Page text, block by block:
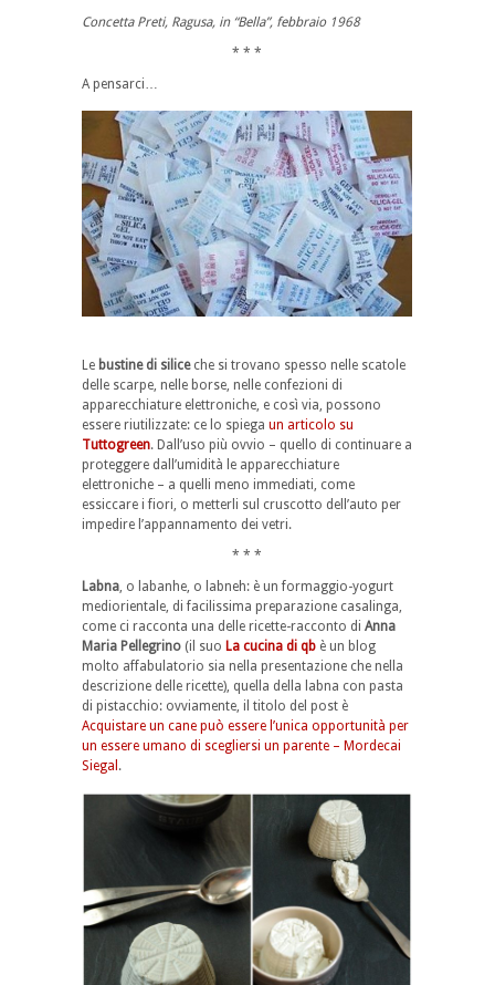
Concetta Preti, Ragusa, in “Bella”, febbraio 1968
* * *
A pensarci…
Le bustine di siliceche si trovano spesso nelle scatole
delle scarpe, nelle borse, nelle confezioni di
apparecchiature elettroniche, e così via, possono
essere riutilizzate: ce lo spiega un articolo su
Tuttogreen. Dall’uso più ovvio – quello di continuare a
proteggere dall’umidità le apparecchiature
elettroniche – a quelli meno immediati, come
essiccare i fiori, o metterli sul cruscotto dell’auto per
impedire l’appannamento dei vetri.
* * *
Labna, o labanhe, o labneh: è un formaggio-yogurt
mediorientale, di facilissima preparazione casalinga,
come ci racconta una delle ricette-racconto di Anna
Maria Pellegrino (il suo La cucina di qb è un blog
molto affabulatorio sia nella presentazione che nella
descrizione delle ricette), quella della labna con pasta
di pistacchio: ovviamente, il titolo del post è
Acquistare un cane può essere l’unica opportunità per
un essere umano di scegliersi un parente – Mordecai
Siegal .